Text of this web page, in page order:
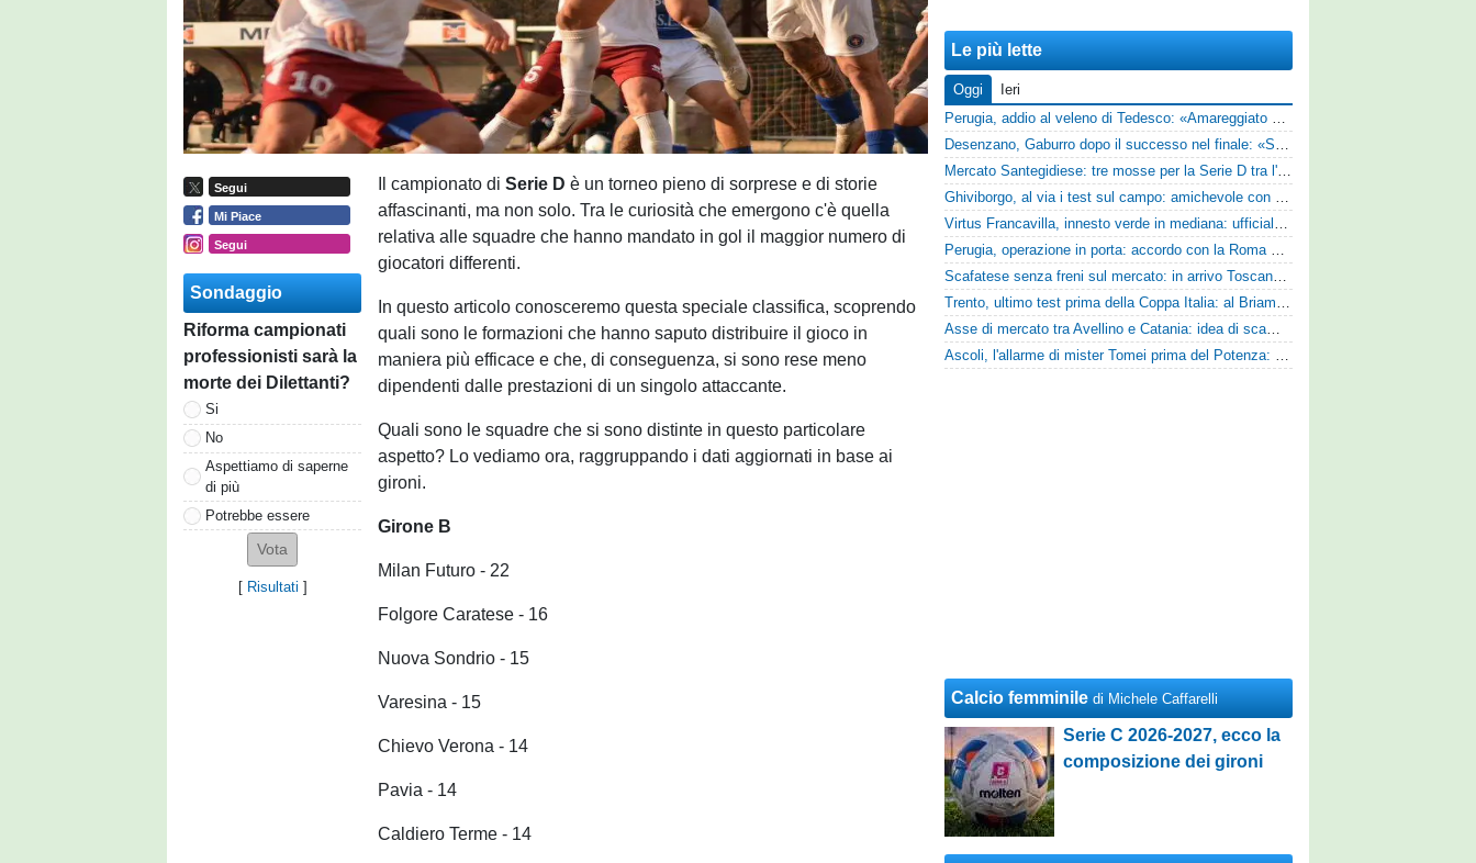
Segui
Mi Piace
Segui
Sondaggio
Riforma campionati
professionisti sarà la
morte dei Dilettanti?
Si
No
Aspettiamo di saperne
di più
Potrebbe essere
[ Risultati ]
Il campionato diSerie D è un torneo pieno di sorprese e di storie
affascinanti, ma non solo. Tra le curiosità che emergono c'è quella
relativa alle squadre che hanno mandato in gol il maggior numero di
giocatori differenti.
In questo articolo conosceremo questa speciale classifica, scoprendo
quali sono le formazioni che hanno saputo distribuire il gioco in
maniera più efficace e che, di conseguenza, si sono rese meno
dipendenti dalle prestazioni di un singolo attaccante.
Quali sono le squadre che si sono distinte in questo particolare
aspetto? Lo vediamo ora, raggruppando i dati aggiornati in base ai
gironi.
Girone B
Milan Futuro - 22
Folgore Caratese - 16
Nuova Sondrio - 15
Varesina - 15
Chievo Verona - 14
Pavia - 14
Caldiero Terme - 14
Le più lette
Oggi
Ieri
Perugia, addio al veleno di Tedesco: «Amareggiato dalle parole di Alessandro Gaucci, mi hanno ferito umanamente»
Desenzano, Gaburro dopo il successo nel finale: «Sapevamo che avremmo sofferto, ma si è vista la voglia di vincere»
Mercato Santegidiese: tre mosse per la Serie D tra l'ingaggio di Diakhate e due rinnovi chiave
Ghiviborgo, al via i test sul campo: amichevole con il Fratres Perignano e sguardo al nuovo girone E
Virtus Francavilla, innesto verde in mediana: ufficiale l'arrivo del classe 2008 Gianluca Ajello
Perugia, operazione in porta: accordo con la Roma per il talento Zelezny
Scafatese senza freni sul mercato: in arrivo Toscano e Manzi dall'Avellino per la Serie C
Trento, ultimo test prima della Coppa Italia: al Briamasco arriva il triangolare con Südtirol e Campodarsego
Asse di mercato tra Avellino e Catania: idea di scambio tra Cosimo Patierno e Kaleb Jimenez
Ascoli, l'allarme di mister Tomei prima del Potenza: «Mettiamoci l'elmetto, l'obiettivo è la salvezza e non dobbiamo vendere fumo!»
Calcio femminile di Michele Caffarelli
Serie C 2026-2027, ecco la
composizione dei gironi